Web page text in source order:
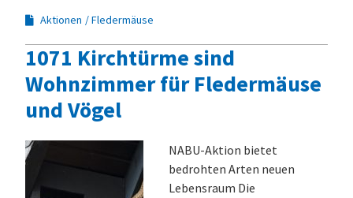
Aktionen Fledermäuse
1071 Kirchtürme sind
Wohnzimmer für Fledermäuse
und Vögel
NABU-Aktion bietet
bedrohten Arten neuen
Lebensraum Die